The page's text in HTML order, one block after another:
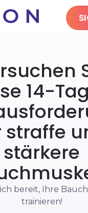
14-
straffe
stärkere
bereit, Ihre
trainieren!